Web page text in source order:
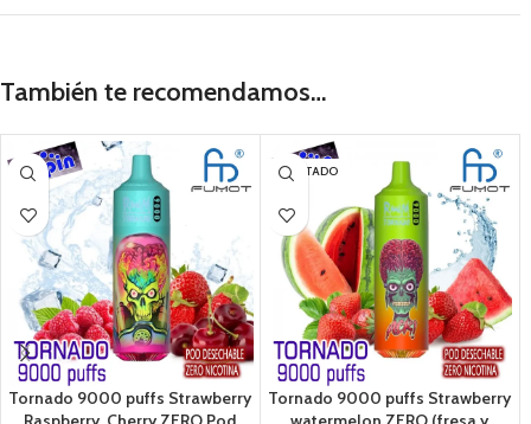
También te recomendamos…
Tornado 9000 puffs Strawberry
AGOTADO
Tornado 9000 puffs Strawberry